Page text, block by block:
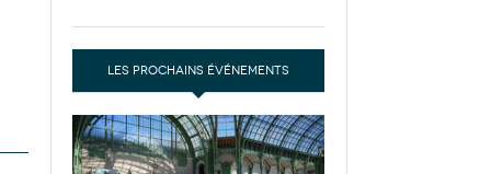
LES PROCHAINS ÉVÉNEMENTS